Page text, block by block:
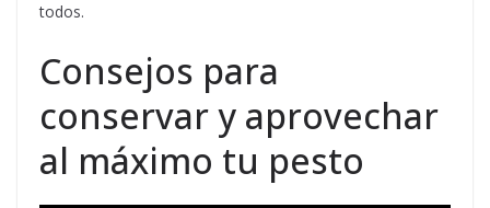
todos.
Consejos para
conservar y aprovechar
al máximo tu pesto